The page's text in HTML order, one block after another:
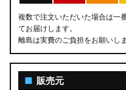
複数で注文いただいた場合は一
てお届けします。
離島は実費のご負担をお願いしま
■ 販売元